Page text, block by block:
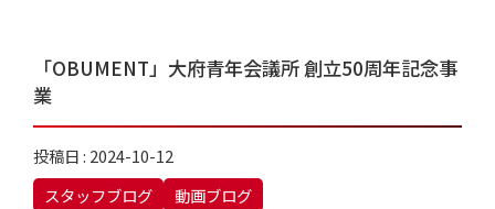
「OBUMENT」大府青年会議所 創立50周年記念事
業
投稿日 : 2024-10-12
スタッフブログ
動画ブログ